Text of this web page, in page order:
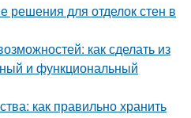
решения для отделок стен в
как сделать из
и функциональный
как правильно хранить